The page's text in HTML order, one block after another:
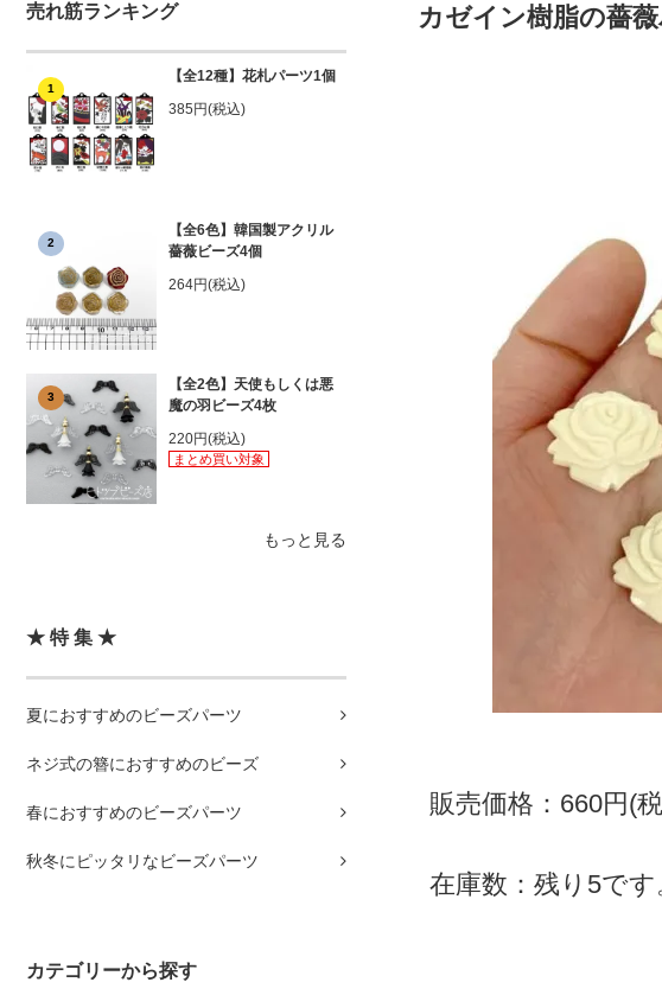
売れ筋ランキング
1
【全12種】花札パーツ1個
385円(税込)
2
【全6色】韓国製アクリル
薔薇ビーズ4個
264円(税込)
3
【全2色】天使もしくは悪
魔の羽ビーズ4枚
220円(税込)
まとめ買い対象
もっと見る
★ 特 集 ★
夏におすすめのビーズパーツ
ネジ式の簪におすすめのビーズ
春におすすめのビーズパーツ
秋冬にピッタリなビーズパーツ
カテゴリーから探す
カゼイン樹脂の薔
販売価格：660円(
在庫数：残り5です